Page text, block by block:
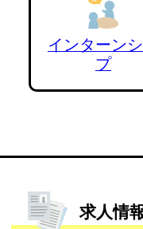
インターン
プ
求人情